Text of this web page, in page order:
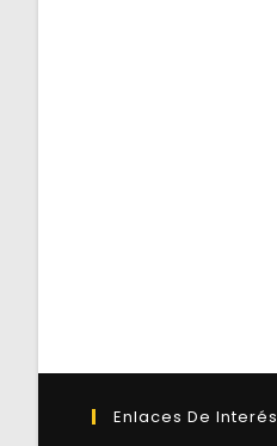
Enlaces De Interés